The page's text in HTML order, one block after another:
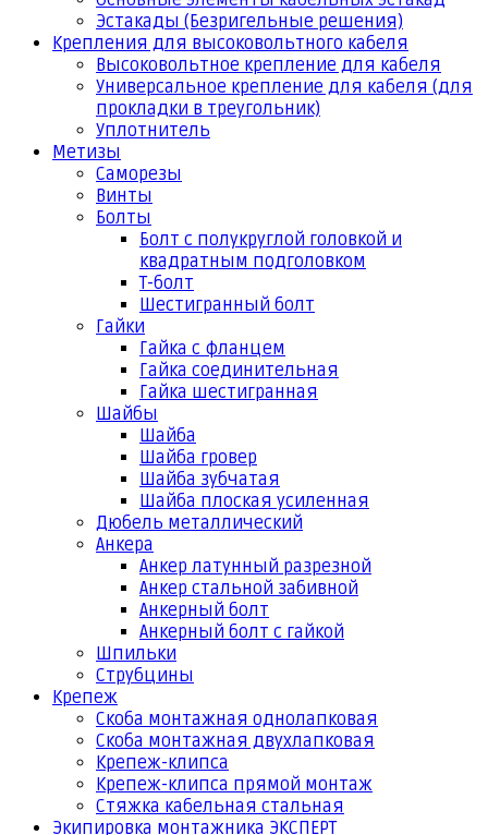
Эстакады (Безригельные решения)
Крепления для высоковольтного кабеля
Высоковольтное крепление для кабеля
Универсальное крепление для кабеля (для
прокладки в треугольник)
Уплотнитель
Метизы
Саморезы
Винты
Болты
Болт с полукруглой головкой и
квадратным подголовком
Т-болт
Шестигранный болт
Гайки
Гайка с фланцем
Гайка соединительная
Гайка шестигранная
Шайбы
Шайба
Шайба гровер
Шайба зубчатая
Шайба плоская усиленная
Дюбель металлический
Анкера
Анкер латунный разрезной
Анкер стальной забивной
Анкерный болт
Анкерный болт с гайкой
Шпильки
Струбцины
Крепеж
Скоба монтажная однолапковая
Скоба монтажная двухлапковая
Крепеж-клипса
Крепеж-клипса прямой монтаж
Стяжка кабельная стальная
Экипировка монтажника ЭКСПЕРТ